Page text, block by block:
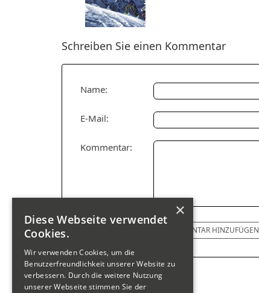
Schreiben Sie einen Kommentar
Name:
E-Mail:
Kommentar:
KOMMENTAR HINZUFÜGEN
×
Diese Webseite verwendet
Cookies.
Wir verwenden Cookies, um die
Benutzerfreundlichkeit unserer Website zu
verbessern. Durch die weitere Nutzung
unserer Webseite stimmen Sie der